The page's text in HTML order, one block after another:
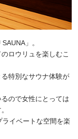
」。
ロウリュを楽しむこ
特別なサウナ体験が
ので女性にとっては
イベートな空間を楽